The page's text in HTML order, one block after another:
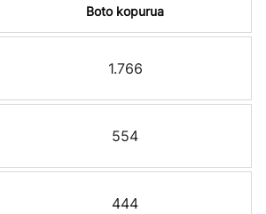
Boto kopurua
1.766
554
444